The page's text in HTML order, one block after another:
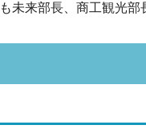
未来部長、商工観光部